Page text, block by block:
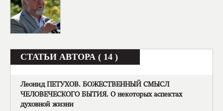
СТАТЬИ АВТОРА ( 14 )
Леонид ПЕТУХОВ. БОЖЕСТВЕННЫЙ СМЫСЛ
ЧЕЛОВЕЧЕСКОГО БЫТИЯ. О некоторых аспектах
духовной жизни